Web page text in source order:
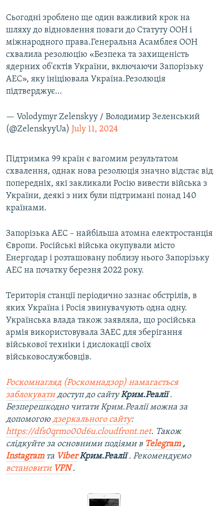
Сьогодні зроблено ще один важливий крок на
шляху до відновлення поваги до Статуту ООН і
міжнародного права.Генеральна Асамблея ООН
схвалила резолюцію «Безпека та захищеність
ядерних об'єктів України, включаючи Запорізьку
АЕС», яку ініціювала Україна.Резолюція
підтверджує…
— Volodymyr Zelenskyy / Володимир Зеленський
(@ZelenskyyUa) July 11, 2024
Підтримка 99 країн є вагомим результатом
схвалення, однак нова резолюція значно відстає від
попередніх, які закликали Росію вивести війська з
України, деякі з них були підтримані понад 140
країнами.
Запорізька АЕС – найбільша атомна електростанція
Європи. Російські війська окупували місто
Енергодар і розташовану поблизу нього Запорізьку
АЕС на початку березня 2022 року.
Територія станції періодично зазнає обстрілів, в
яких Україна і Росія звинувачують одна одну.
Українська влада також заявляла, що російська
армія використовувала ЗАЕС для зберігання
військової техніки і дислокації своїх
військовослужбовців.
Роскомнагляд (Роскомнадзор) намагається
заблокуватидоступ до сайтуКрим.Реалії.
Безперешкодно читати Крим.Реалії можна за
допомогою дзеркального сайту:
https://dfs0qrmo00d6u.cloudfront.net. Також
слідкуйте за основними подіями в Telegram,
Instagramта ViberКрим.Реалії. Рекомендуємо
встановити VPN.